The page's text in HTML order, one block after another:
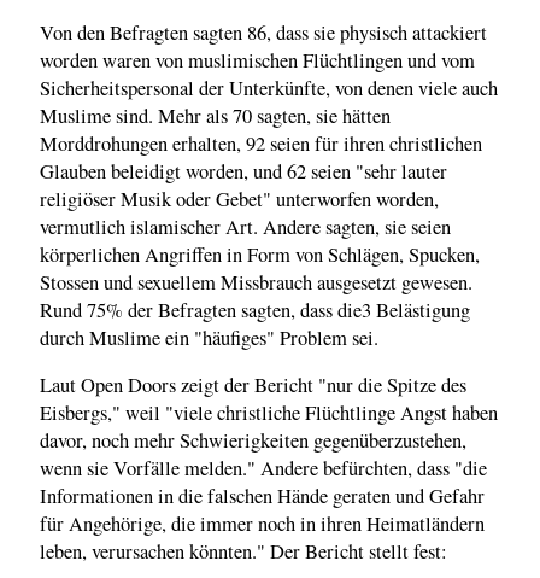
Von den Befragten sagten 86, dass sie physisch attackiert
worden waren von muslimischen Flüchtlingen und vom
Sicherheitspersonal der Unterkünfte, von denen viele auch
Muslime sind. Mehr als 70 sagten, sie hätten
Morddrohungen erhalten, 92 seien für ihren christlichen
Glauben beleidigt worden, und 62 seien "sehr lauter
religiöser Musik oder Gebet" unterworfen worden,
vermutlich islamischer Art. Andere sagten, sie seien
körperlichen Angriffen in Form von Schlägen, Spucken,
Stossen und sexuellem Missbrauch ausgesetzt gewesen.
Rund 75% der Befragten sagten, dass die3 Belästigung
durch Muslime ein "häufiges" Problem sei.
Laut Open Doors zeigt der Bericht "nur die Spitze des
Eisbergs," weil "viele christliche Flüchtlinge Angst haben
davor, noch mehr Schwierigkeiten gegenüberzustehen,
wenn sie Vorfälle melden." Andere befürchten, dass "die
Informationen in die falschen Hände geraten und Gefahr
für Angehörige, die immer noch in ihren Heimatländern
leben, verursachen könnten." Der Bericht stellt fest: